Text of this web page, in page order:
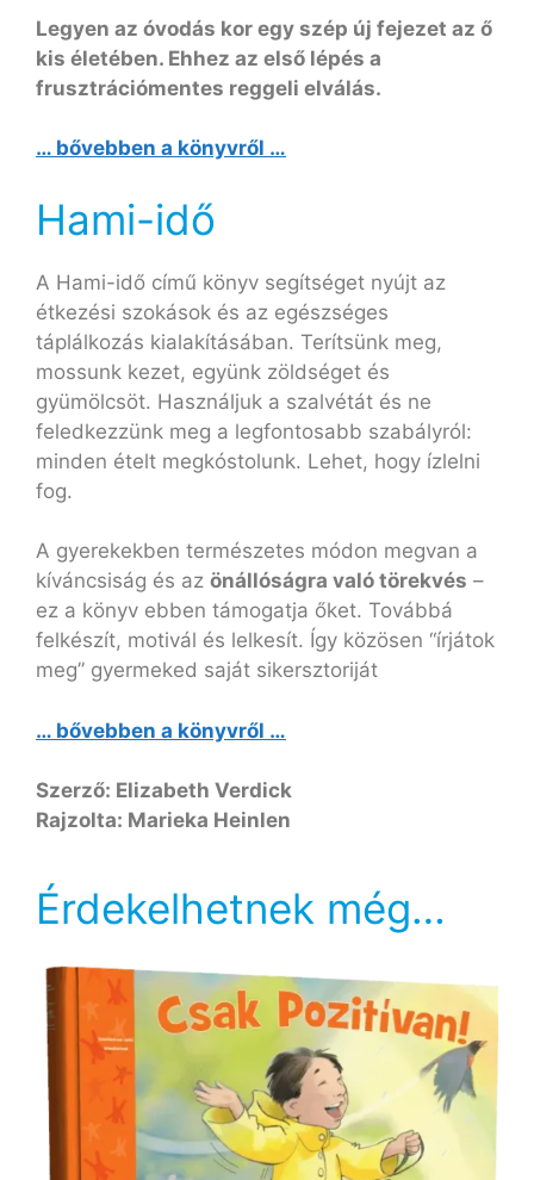
Legyen az óvodás kor egy szép új fejezet az ő
kis életében. Ehhez az első lépés a
frusztrációmentes reggeli elválás.
… bővebben a könyvről …
Hami-idő
A Hami-idő című könyv segítséget nyújt az
étkezési szokások és az egészséges
táplálkozás kialakításában. Terítsünk meg,
mossunk kezet, együnk zöldséget és
gyümölcsöt. Használjuk a szalvétát és ne
feledkezzünk meg a legfontosabb szabályról:
minden ételt megkóstolunk. Lehet, hogy ízlelni
fog.
A gyerekekben természetes módon megvan a
kíváncsiság és az önállóságra való törekvés –
ez a könyv ebben támogatja őket. Továbbá
felkészít, motivál és lelkesít. Így közösen “írjátok
meg” gyermeked saját sikersztoriját
… bővebben a könyvről …
Szerző: Elizabeth Verdick
Rajzolta: Marieka Heinlen
Érdekelhetnek még…